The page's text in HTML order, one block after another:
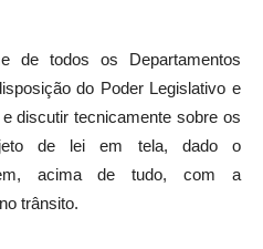
de todos os Departamentos
do Poder Legislativo e
discutir tecnicamente sobre os
de lei em tela, dado o
acima de tudo, com a
trânsito.